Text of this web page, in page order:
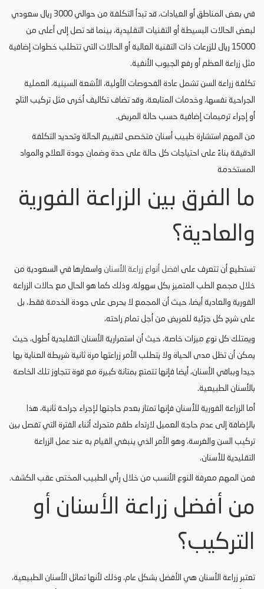
في بعض المناطق أو العيادات، قد تبدأ التكلفة من حوالي 3000 ريال سعودي
لبعض الحالات البسيطة أو التقنيات التقليدية، بينما قد تصل إلى أعلى من
15000 ريال للزرعات ذات التقنية العالية أو الحالات التي تتطلب خطوات إضافية
مثل زراعة العظم أو رفع الجيوب الأنفية.
تكلفة زراعة السن تشمل عادة الفحوصات الأولية، الأشعة السينية، العملية
الجراحية نفسها، وخدمات المتابعة، وقد تضاف تكاليف أخرى مثل تركيب التاج
أو إجراء ترميمات إضافية حسب حالة المريض.
من المهم استشارة طبيب أسنان متخصص لتقييم الحالة وتحديد التكلفة
الدقيقة بناءً على احتياجات كل حالة على حدة وضمان جودة العلاج والمواد
المستخدمة
ما الفرق بين الزراعة الفورية
والعادية؟
تستطيع أن تتعرف على افضل أنواع زراعة الأسنان واسعارها في السعودية من
خلال مجمع الطب المتميز بكل سهولة، وذلك كما هو الحال مع حالات الزراعة
الفورية والعادية أيضا، حيث أن المجمع لا يحرص على جودة الخدمة فقط، بل
على شرح كل جزئية للمريض من أجل تمام راحته،
ويمتلك كل نوع ميزات خاصة، حيث أن استمرارية الأسنان التقليدية أطول، حيث
يمكن أن تظل مدى الحياة ولا يتطلب الأمر زراعتها مرة ثانية شريطة العناية بها
جيدا وبباقي الأسنان، أيضا فإنها تتمتع بمتانة كبيرة مع قوة تتجاوز تلك الخاصة
بالأسنان الطبيعية.
أما الزراعة الفورية للأسنان فإنها تمتاز بعدم حاجتها لإجراء جراحة ثانية، هذا
بالإضافة إلى عدم حاجة العميل لارتداء طقم متحرك أثناء الفترة التي تفصل بين
تركيب السن والغرسة، وهو الأمر الذي ينبغي القيام به عند عمل الزراعة
التقليدية للأسنان.
فمن المهم معرفة النوع الأنسب من خلال رأي الطبيب المختص عقب الكشف.
من أفضل زراعة الأسنان أو
التركيب؟
تعتبر زراعة الأسنان هي الأفضل بشكل عام، وذلك لأنها تماثل الأسنان الطبيعية،